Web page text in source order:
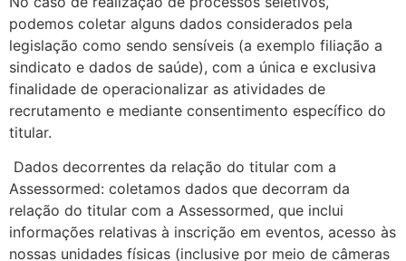
podemos coletar alguns dados considerados pela
legislação como sendo sensíveis (a exemplo filiação a
sindicato e dados de saúde), com a única e exclusiva
finalidade de operacionalizar as atividades de
recrutamento e mediante consentimento específico do
titular.
Dados decorrentes da relação do titular com a
Assessormed: coletamos dados que decorram da
relação do titular com a Assessormed, que inclui
informações relativas à inscrição em eventos, acesso às
nossas unidades físicas (inclusive por meio de câmeras